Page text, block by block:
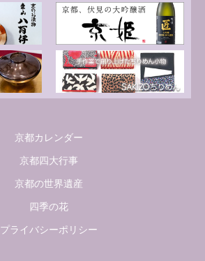
京都カレンダー
京都四大行事
京都の世界遺産
四季の花
プライバシーポリシー